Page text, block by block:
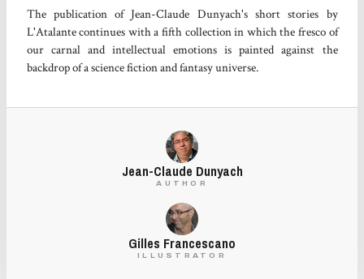
The publication of Jean-Claude Dunyach's short stories by
L'Atalante continues with a fifth collection in which the fresco of
our carnal and intellectual emotions is painted against the
backdrop of a science fiction and fantasy universe.
Jean-Claude Dunyach
AUTHOR
Gilles Francescano
ILLUSTRATOR